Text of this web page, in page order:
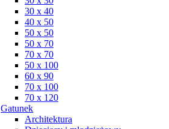
30 x 40
40 x 50
50 x 50
50 x 70
70 x 70
50 x 100
60 x 90
70 x 100
70 x 120
Gatunek
Architektura